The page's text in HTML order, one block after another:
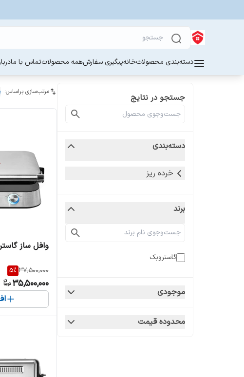
دسته‌بندی محصولاتخانهپیگیری سفارشهمه محصولاتتماس با ما
جستجو در نتایج
دسته‌بندی
خرده ریز
برند
گاستروبک
موجودی
محدوده قیمت
مرتب‌سازی براساس:
وافل ساز
37,500,000
5%
35,500,000